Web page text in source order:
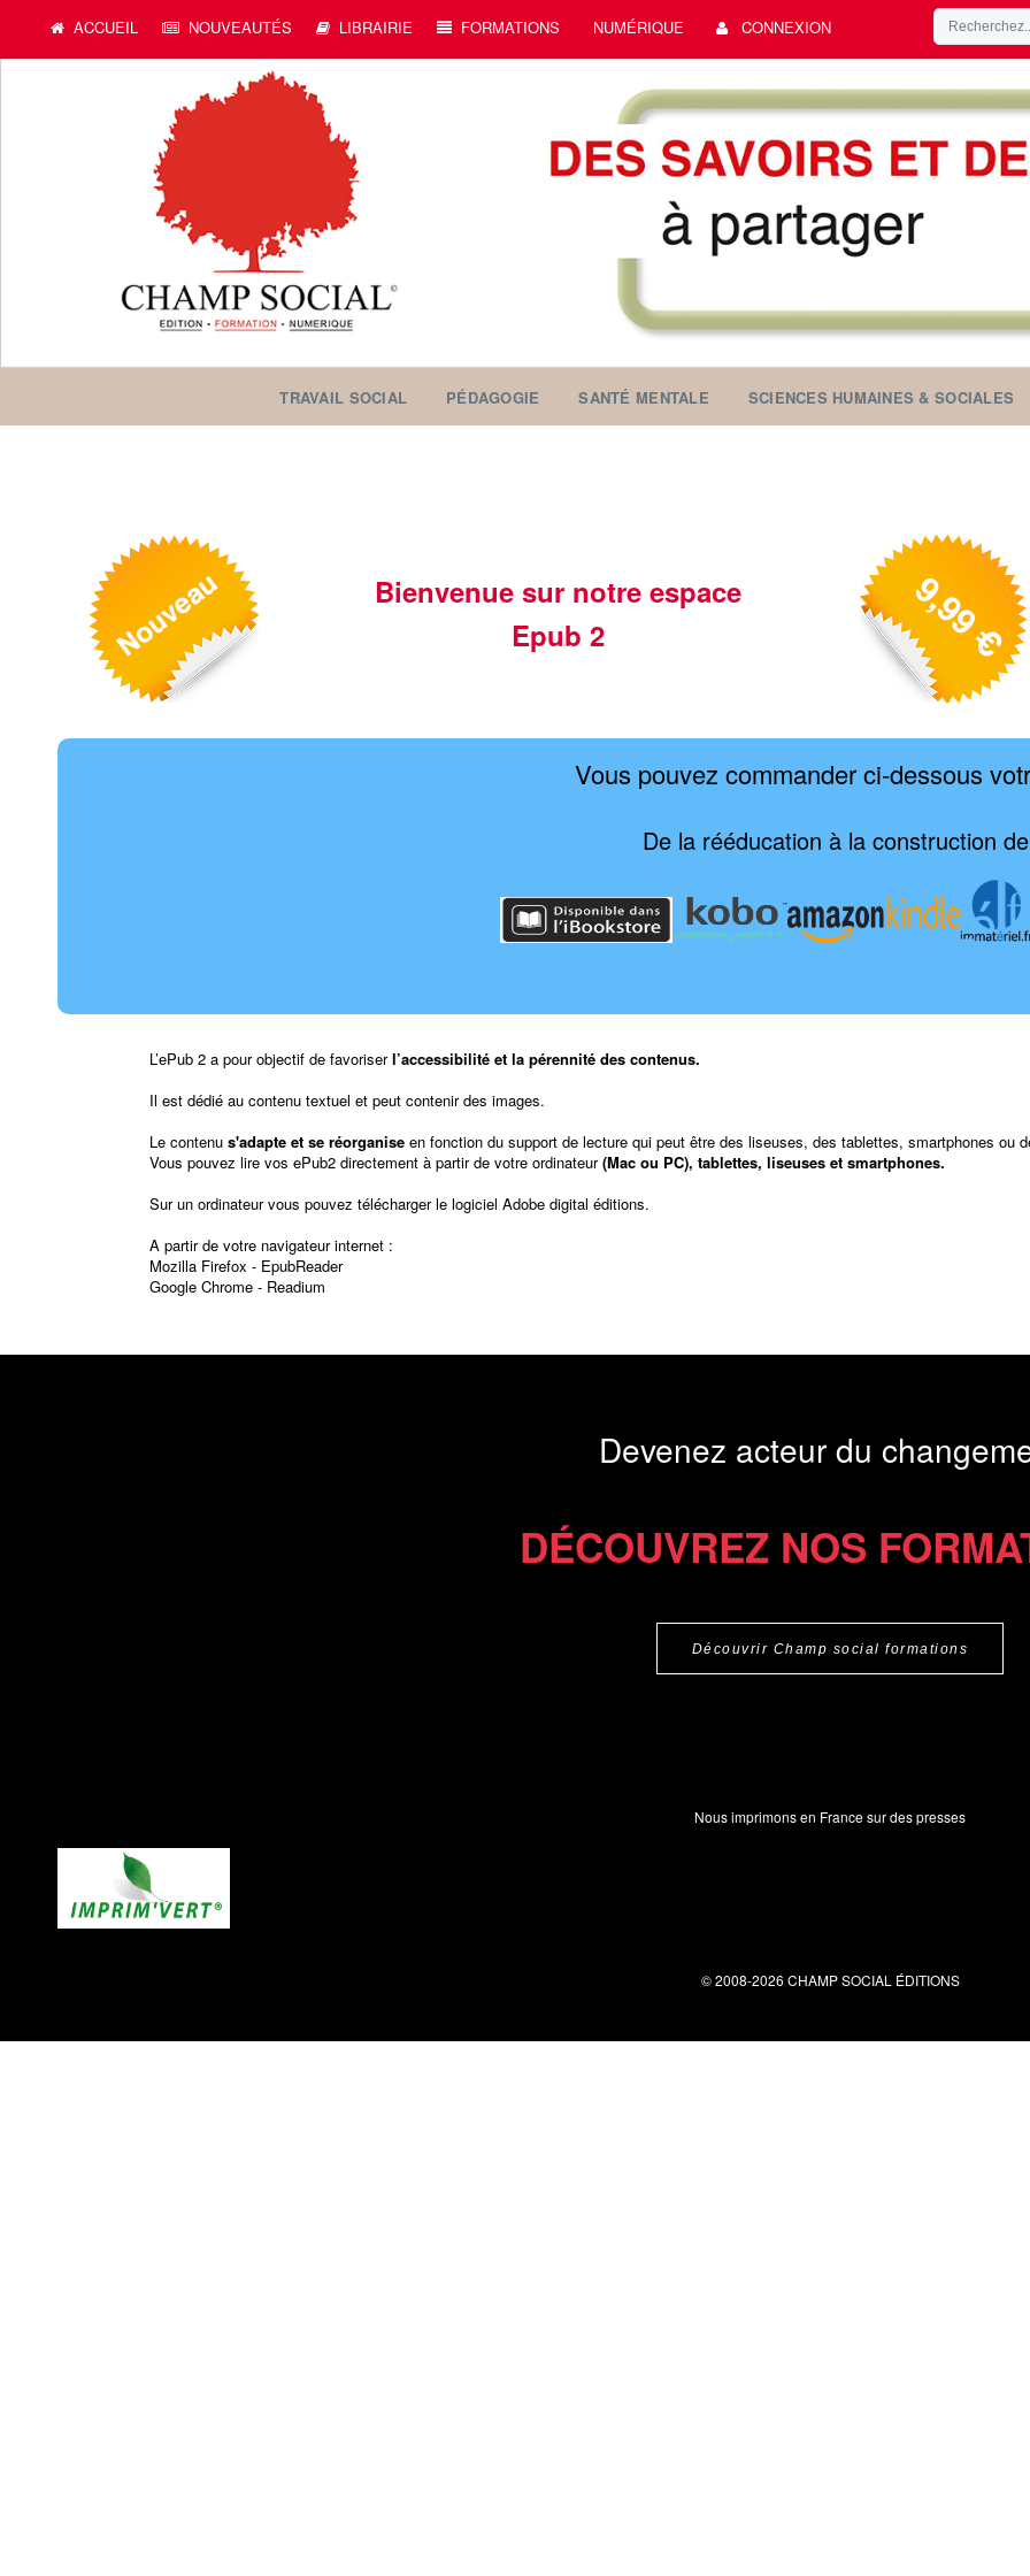
ACCUEIL NOUVEAUTÉS LIBRAIRIE FORMATIONS NUMÉRIQUE CONNEXION
TRAVAIL SOCIAL PÉDAGOGIE SANTÉ MENTALE SCIENCES HUMAINES & SOCIALES
Bienvenue sur notre espace
Epub 2
Vous pouvez commander ci-dessous
De la rééducation à la construction
L’ePub 2 a pour objectif de favoriserl’accessibilité et la pérennité des contenus.
Il est dédié au contenu textuel et peut contenir des images.
Le contenu s'adapte et se réorganise en fonction du support de lecture qui peut être des liseuses, des tablettes, smartphones ou
Vous pouvez lire vos ePub2 directement à partir de votre ordinateur(Mac ou PC), tablettes, liseuses et smartphones.
Sur un ordinateur vous pouvez télécharger le logiciel Adobe digital éditions.
A partir de votre navigateur internet :
Mozilla Firefox - EpubReader
Google Chrome - Readium
Devenez acteur du
DÉCOUVREZ NOS
Découvrir Champ social formations
Nous imprimons en France sur des presses
© 2008-2026 CHAMP SOCIAL ÉDITIONS